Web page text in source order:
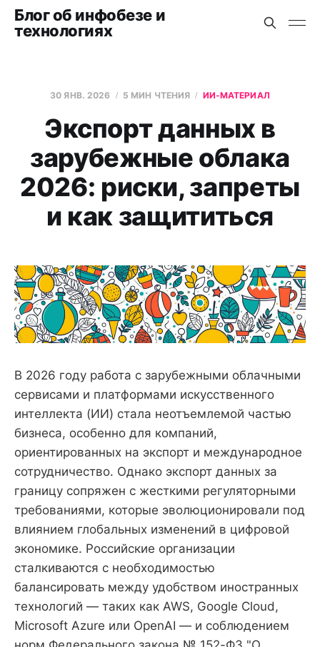
Блог об инфобезе и
технологиях
30 ЯНВ. 2026 5 МИН ЧТЕНИЯ ИИ-МАТЕРИАЛ
Экспорт данных в
зарубежные облака
2026: риски, запреты
и как защититься
В 2026 году работа с зарубежными облачными
сервисами и платформами искусственного
интеллекта (ИИ) стала неотъемлемой частью
бизнеса, особенно для компаний,
ориентированных на экспорт и международное
сотрудничество. Однако экспорт данных за
границу сопряжен с жесткими регуляторными
требованиями, которые эволюционировали под
влиянием глобальных изменений в цифровой
экономике. Российские организации
сталкиваются с необходимостью
балансировать между удобством иностранных
технологий — таких как AWS, Google Cloud,
Microsoft Azure или OpenAI — и соблюдением